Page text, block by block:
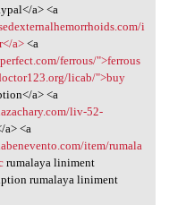
a> <a
i
a><a
ferrous/">ferrous
licab/">buy
a> <a
liv-52-
a> <a
item/rumala
rumalaya liniment
rumalaya liniment